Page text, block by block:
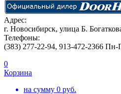
Адрес:
г. Новосибирск, улица Б.
Телефоны:
(383) 277-22-94, 913-472-2366 Пн-
0
Корзина
на сумму 0 руб.